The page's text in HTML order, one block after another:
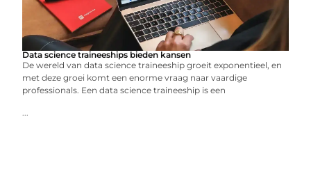
Data science traineeships bieden kansen
De wereld van data science traineeship groeit exponentieel, en
met deze groei komt een enorme vraag naar vaardige
professionals. Een data science traineeship is een
...